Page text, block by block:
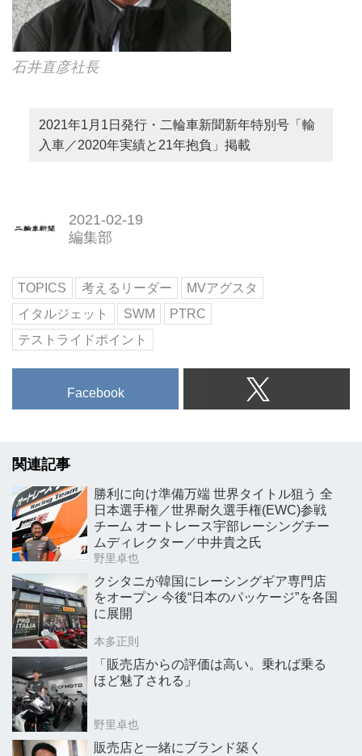
石井直彦社長
2021年1月1日発行・二輪車新聞新年特別号「輸
入車／2020年実績と21年抱負」掲載
2021-02-19
編集部
TOPICS 考えるリーダー
MVアグスタ
イタルジェット
SWM
PTRC
テストライドポイント
Facebook
関連記事
勝利に向け準備万端 世界タイトル狙う 全
日本選手権／世界耐久選手権(EWC)参戦
チーム オートレース宇部レーシングチー
ムディレクター／中井貴之氏
野里卓也
クシタニが韓国にレーシングギア専門店
をオープン 今後“日本のパッケージ”を各国
に展開
本多正則
「販売店からの評価は高い。乗れば乗る
ほど魅了される」
野里卓也
販売店と一緒にブランド築く